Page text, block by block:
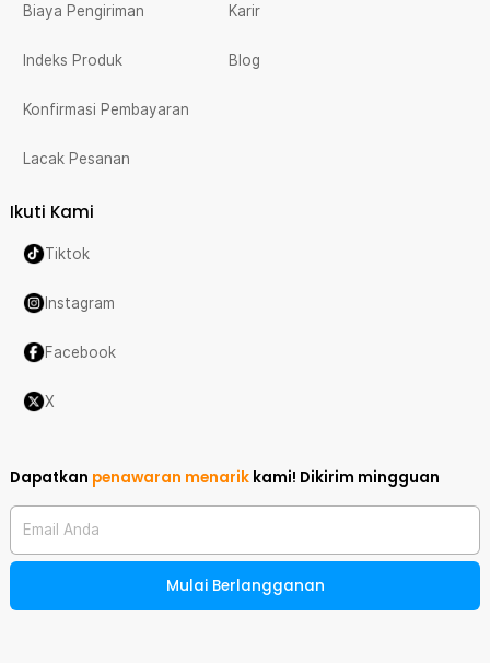
Biaya Pengiriman
Indeks Produk
Konfirmasi Pembayaran
Lacak Pesanan
Karir
Blog
Ikuti Kami
Tiktok
Instagram
Facebook
X
Dapatkan penawaran menarik kami! Dikirim mingguan
Email Anda
Mulai Berlangganan